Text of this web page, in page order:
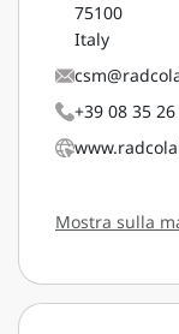
75100
Italy
+39 08 35
Mostra sulla